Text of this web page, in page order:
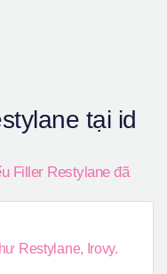
tại id
Filler Restylane đã
Restylane, Irovy.